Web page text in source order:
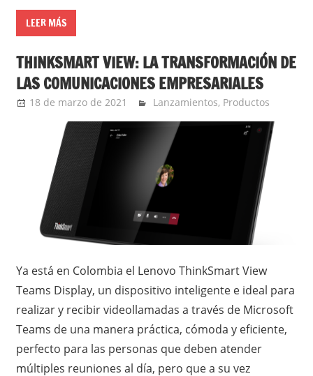
LEER MÁS
THINKSMART VIEW: LA TRANSFORMACIÓN DE
LAS COMUNICACIONES EMPRESARIALES
18 de marzo de 2021 Ernesto Herrera
Lanzamientos, Productos
Ya está en Colombia el Lenovo ThinkSmart View
Teams Display, un dispositivo inteligente e ideal para
realizar y recibir videollamadas a través de Microsoft
Teams de una manera práctica, cómoda y eficiente,
perfecto para las personas que deben atender
múltiples reuniones al día, pero que a su vez